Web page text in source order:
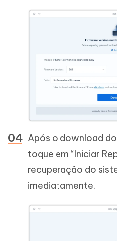
Após o download
toque em “Iniciar
recuperação do
imediatamente.